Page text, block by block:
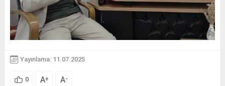
Yayınlama: 11.07.2025
0 A+ A-